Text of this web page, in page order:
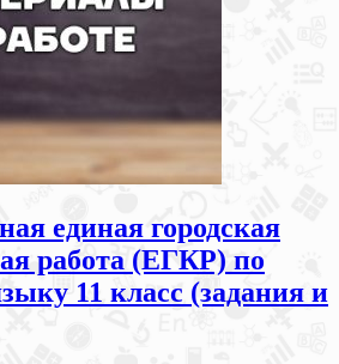
единая городская
работа (ЕГКР) по
11 класс (задания и